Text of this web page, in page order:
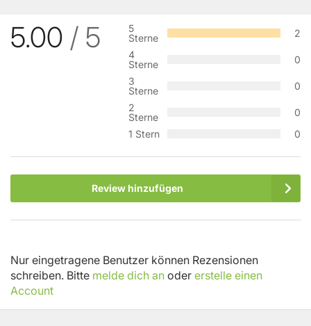
5.00 / 5
5
Sterne
2
4
Sterne
0
3
Sterne
0
2
Sterne
0
1 Stern
0
Review hinzufügen
Nur eingetragene Benutzer können Rezensionen
schreiben. Bitte melde dich an oder erstelle einen
Account